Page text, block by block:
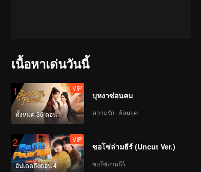
เนื้อหาเด่นวันนี้
1
ทั้งหมด 36 ตอน
VIP
บุหงาซ่อนคม
ความรัก · ย้อนยุค
2
อัปเดตถึงตอน 4
VIP
ซอโซ่ล่ามธีร์ (Uncut Ver.)
ซอโซ่ล่ามธีร์